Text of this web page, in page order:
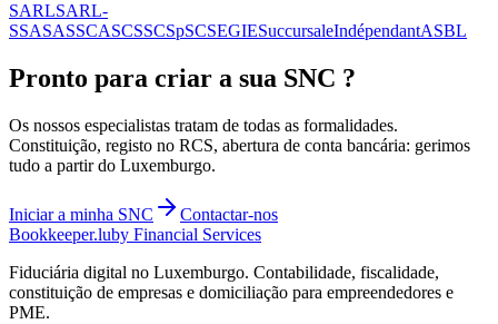
SARLSARL-
SSASASSCASCSSCSpSCSEGIESuccursaleIndépendantASBL
Pronto para criar a sua SNC ?
Os nossos especialistas tratam de todas as formalidades.
Constituição, registo no RCS, abertura de conta bancária: gerimos
tudo a partir do Luxemburgo.
Iniciar a minha SNC
Contactar-nos
Bookkeeper.luby Financial Services
Fiduciária digital no Luxemburgo. Contabilidade, fiscalidade,
constituição de empresas e domiciliação para empreendedores e
PME.